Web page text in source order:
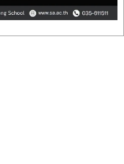
© 2025 Satri Angthong School